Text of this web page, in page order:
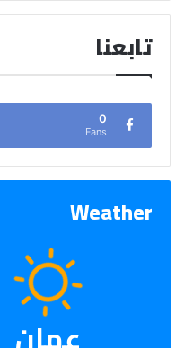
تابعنا
0
Fans
Weather